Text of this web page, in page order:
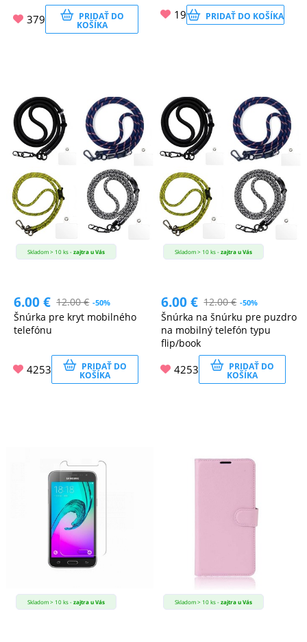
379 PRIDAŤ DO
KOŠÍKA
19 PRIDAŤ DO KOŠÍKA
Skladom > 10 ks -zajtra u Vás
6.00€ 12.00€ -50%
Šnúrka pre kryt mobilného
telefónu
4253 PRIDAŤ DO
KOŠÍKA
Skladom > 10 ks -zajtra u Vás
6.00€ 12.00€ -50%
Šnúrka na šnúrku pre puzdro
na mobilný telefón typu
flip/book
4253 PRIDAŤ DO
KOŠÍKA
Skladom > 10 ks -zajtra u Vás Skladom > 10 ks -zajtra u Vás